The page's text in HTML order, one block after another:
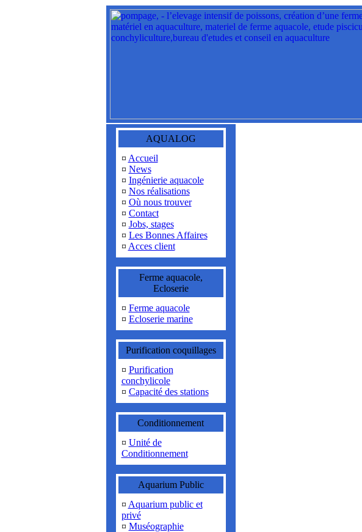
AQUALOG
¤ Accueil
¤ News
¤ Ingénierie aquacole
¤ Nos réalisations
¤ Où nous trouver
¤ Contact
¤ Jobs, stages
¤ Les Bonnes Affaires
¤ Acces client
Ferme aquacole,
Ecloserie
¤ Ferme aquacole
¤ Ecloserie marine
Purification coquillages
¤ Purification
conchylicole
¤ Capacité des stations
Conditionnement
¤ Unité de
Conditionnement
Aquarium Public
¤ Aquarium public et
privé
¤ Muséographie